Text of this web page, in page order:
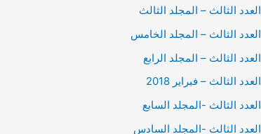
العدد الثالث – المجلد الثالث
العدد الثالث – المجلد الخامس
العدد الثالث – المجلد الرابع
العدد الثالث – فبراير 2018
العدد الثالث -المجلد السابع
العدد الثالث -المجلد السادس